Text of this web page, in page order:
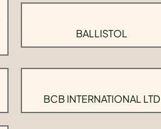
BALLISTOL
BCB INTERNATIONAL LTD